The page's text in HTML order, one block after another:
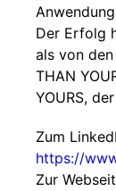
Der Erfolg
als von den
THAN
YOURS,
Zum
https://
Zur